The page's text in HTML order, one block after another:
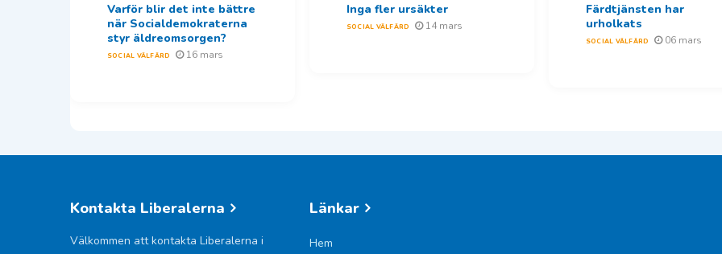
Varför blir det inte bättre
när Socialdemokraterna
styr äldreomsorgen?
SOCIAL VÄLFÄRD 16 mars
Inga fler ursäkter
SOCIAL VÄLFÄRD 14 mars
Färdtjänsten har
urholkats
SOCIAL VÄLFÄRD 06 mars
Kontakta Liberalerna
Välkommen att kontakta Liberalerna i
Länkar
Hem